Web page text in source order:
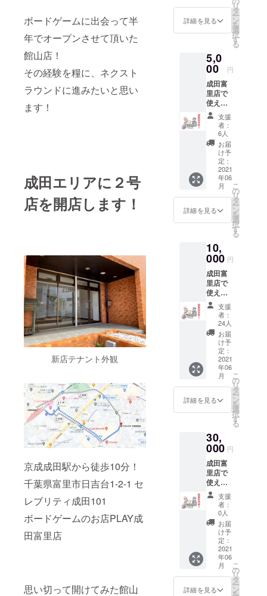
ボードゲームに出会って半
年でオープンさせて頂いた
館山店！
その経験を糧に、ネクスト
ラウンドに進みたいと思い
ます！
成田エリアに２号
店を開店します！
新店テナント外観
京成成田駅から徒歩10分！
千葉県富里市日吉台1-2-1 セ
レブリティ成田101
ボードゲームのお店PLAY成
田富里店
思い切って開けてみた館山
ドゲー
ンチ
ケット
額を プ
レイ料
金・
ボード
ゲーム
購入に
お使い
頂けま
す。
（一部
ご利用
頂けな
いボー
ドゲー
ムがご
ざいま
す） 有
店開店
から
3月31日
デザイ
ンはど
どめさ
ん！ 只
今誠意
を持っ
て制作
中との
ことで
す！ ボ
ドゲー
ンでボ
ドゲ遊
べる♪買
きのボ
ドゲー
ン体験
を貴方
に！
詳細を見る
リ
タ
ー
ン
を
選
択
す
る
5,0
00 円
成田富
里店で
使える
チケッ
トで
す！
1000円
ボド
ゲーン
チケッ
ト×5
100円ボ
ドゲー
ンチ
ケット
額を プ
レイ料
金・
ボード
ゲーム
購入に
お使い
頂けま
す。
（一部
ご利用
頂けな
いボー
ドゲー
ムがご
ざいま
す） 有
店開店
から
3月31日
デザイ
ンはど
どめさ
ん！ 只
今誠意
を持っ
て制作
中との
ことで
す！ ボ
ドゲー
ンでボ
ドゲ遊
支援
者：
6人
お届
け予
定：
2021
年06
月
詳細を見る
こ
の
リ
タ
ー
ン
を
選
択
す
る
10,
000 円
成田富
里店で
使える
チケッ
トで
す！
1000円
ボド
ゲーン
チケッ
ト×7
500円ボ
ドゲー
ンチ
ケット
ゲーン
チケッ
ト×5 額
面分の
金額を
プレイ
料金・
ボード
ゲーム
購入に
お使い
頂けま
す。
（一部
ご利用
頂けな
いボー
支援
者：
24人
お届
け予
定：
2021
年06
月
詳細を見る
こ
の
リ
タ
ー
ン
を
選
択
す
る
30,
000 円
成田富
里店で
使える
チケッ
トで
す！ 更
にプレ
イス
ペース
料金2回
分フ
リーチ
ケット
同封！
支援
者：
0人
お届
け予
定：
2021
年06
月
詳細を見る
こ
の
リ
タ
ー
ン